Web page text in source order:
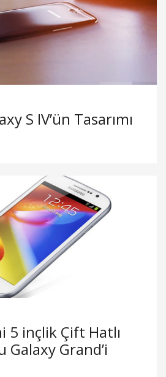
S IV’ün Tasarımı
5 inçlik Çift Hatlı
Galaxy Grand’i